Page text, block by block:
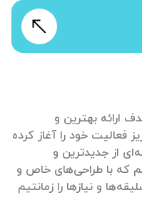
ارائه بهترین و
فعالیت خود را آغاز کرده
از جدیدترین و
که با طراحی‌های خاص و
و نیازها را زمانتیم